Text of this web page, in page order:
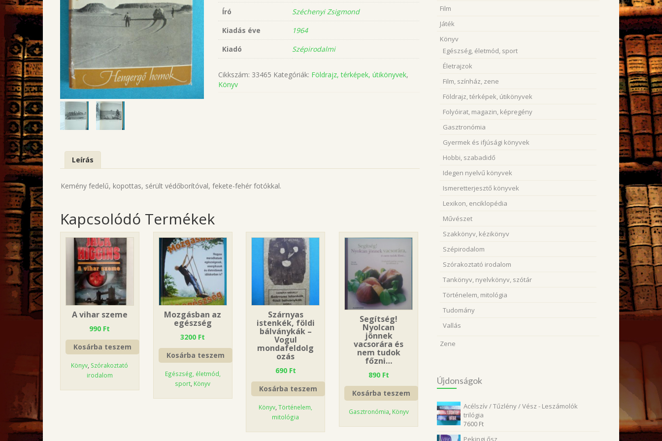
Író
Széchenyi Zsigmond
Kiadás éve
1964
Kiadó
Szépirodalmi
Cikkszám: 33465 Kategóriák: Földrajz, térképek, útikönyvek,
Könyv
Leírás
Kemény fedelű, kopottas, sérült védőborítóval, fekete-fehér fotókkal.
Kapcsolódó Termékek
A vihar szeme
990 Ft
Kosárba teszem
Könyv Szórakoztató
irodalom
Mozgásban az
egészség
3200 Ft
Kosárba teszem
Egészség, életmód,
sport Könyv
Szárnyas
istenkék, földi
bálványkák –
Vogul
mondafeldolg
ozás
690 Ft
Kosárba teszem
Könyv ,Történelem,
mitológia
Segítség!
Nyolcan
jönnek
vacsorára és
nem tudok
főzni…
890 Ft
Kosárba teszem
Gasztronómia, Könyv
Film
Játék
Könyv
Egészség, életmód, sport
Életrajzok
Film, színház, zene
Földrajz, térképek, útikönyvek
Folyóirat, magazin, képregény
Gasztronómia
Gyermek és ifjúsági könyvek
Hobbi, szabadidő
Idegen nyelvű könyvek
Ismeretterjesztő könyvek
Lexikon, enciklopédia
Művészet
Szakkönyv, kézikönyv
Szépirodalom
Szórakoztató irodalom
Tankönyv, nyelvkönyv, szótár
Történelem, mitológia
Tudomány
Vallás
Zene
Újdonságok
Acélszív / Tűzlény / Vész - Leszámolók
trilógia
7600 Ft
Pekingi ősz